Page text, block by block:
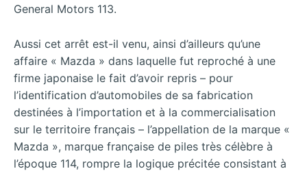
General Motors 113.
Aussi cet arrêt est-il venu, ainsi d’ailleurs qu’une
affaire « Mazda » dans laquelle fut reproché à une
firme japonaise le fait d’avoir repris – pour
l’identification d’automobiles de sa fabrication
destinées à l’importation et à la commercialisation
sur le territoire français – l’appellation de la marque «
Mazda », marque française de piles très célèbre à
l’époque 114, rompre la logique précitée consistant à